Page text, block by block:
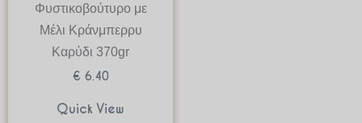
Φυστικοβούτυρο με
Μέλι Κράνμπερρυ
Καρύδι 370gr
€ 6.40
Quick View